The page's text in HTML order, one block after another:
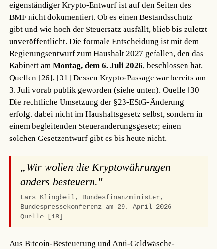
eigenständiger Krypto-Entwurf ist auf den Seiten des
BMF nicht dokumentiert. Ob es einen Bestandsschutz
gibt und wie hoch der Steuersatz ausfällt, blieb bis zuletzt
unveröffentlicht. Die formale Entscheidung ist mit dem
Regierungsentwurf zum Haushalt 2027 gefallen, den das
Kabinett amMontag, dem 6. Juli 2026, beschlossen hat.
Quellen [26], [31] Dessen Krypto-Passage war bereits am
3. Juli vorab publik geworden (siehe unten).Quelle [30]
Die rechtliche Umsetzung der §23-EStG-Änderung
erfolgt dabei nicht im Haushaltsgesetz selbst, sondern in
einem begleitenden Steueränderungsgesetz; einen
solchen Gesetzentwurf gibt es bis heute nicht.
„Wir wollen die Kryptowährungen
anders besteuern."
Lars Klingbeil, Bundesfinanzminister,
Bundespressekonferenz am 29. April 2026
Quelle [18]
Aus Bitcoin-Besteuerung und Anti-Geldwäsche-